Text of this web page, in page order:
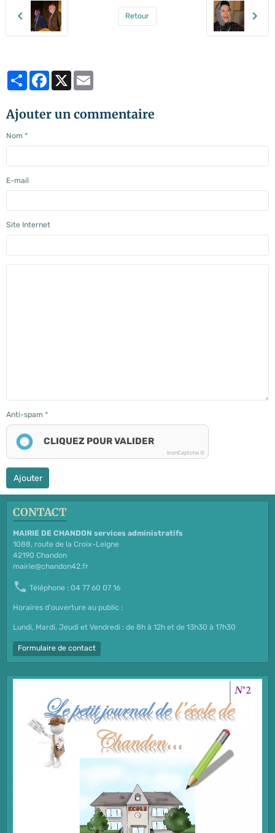
Retour
PartagerFacebook
Ajouter un commentaire
Nom
E-mail
Site Internet
Anti-spam
CLIQUEZ POUR VALIDER
IconCaptcha ©
Ajouter
CONTACT
MAIRIE DE CHANDON services administratifs
1088, route de la Croix-Leigne
42190 Chandon
mairie@chandon42.fr
Téléphone : 04 77 60 07 16
Horaires d'ouverture au public :
Lundi, Mardi, Jeudi et Vendredi : de 8h à 12h et de 13h30 à 17h30
Formulaire de contact